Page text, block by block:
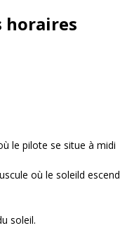
horaires
le pilote se situe à midi
où le soleild escend
soleil.